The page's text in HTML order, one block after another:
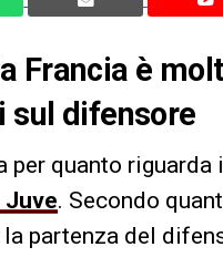
Francia è
sul difensore
quanto riguarda
. Secondo
partenza del